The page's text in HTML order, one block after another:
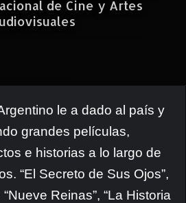
de Cine y Artes
le a dado al país y
grandes películas,
e historias a lo largo de
“El Secreto de Sus Ojos”,
Reinas”, “La Historia